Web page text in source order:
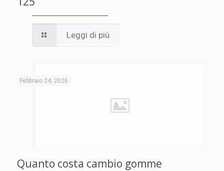
Leggi di più
Febbraio 24, 2026
Quanto costa cambio gomme